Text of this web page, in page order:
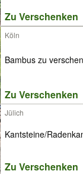
Zu Verschenken
Köln
Bambus zu
Zu Verschenken
Jülich
Kantsteine/
Zu Verschenken